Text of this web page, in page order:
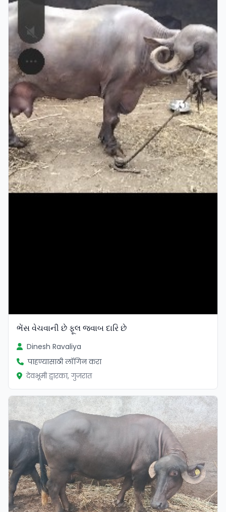
ભેંસ વેચવાની છે ફૂલ જવાબ દારિ છે
Dinesh Ravaliya
पाहण्यासाठी लॉगिन करा
देवभूमी द्वारका, गुजरात